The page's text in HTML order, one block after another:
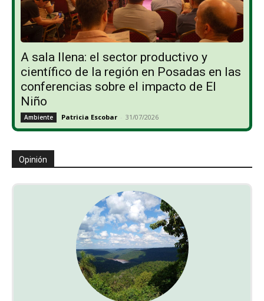
A sala llena: el sector productivo y
científico de la región en Posadas en las
conferencias sobre el impacto de El
Niño
Ambiente Patricia Escobar - 31/07/2026
Opinión